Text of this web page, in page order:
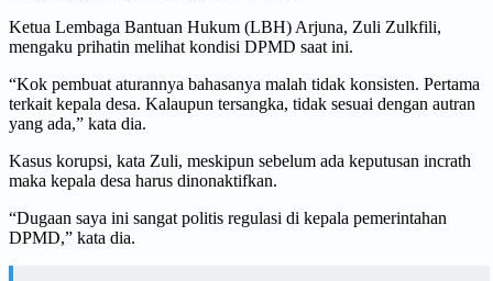
Ketua Lembaga Bantuan Hukum (LBH) Arjuna, Zuli Zulkfili,
mengaku prihatin melihat kondisi DPMD saat ini.
“Kok pembuat aturannya bahasanya malah tidak konsisten. Pertama
terkait kepala desa. Kalaupun tersangka, tidak sesuai dengan autran
yang ada,” kata dia.
Kasus korupsi, kata Zuli, meskipun sebelum ada keputusan incrath
maka kepala desa harus dinonaktifkan.
“Dugaan saya ini sangat politis regulasi di kepala pemerintahan
DPMD,” kata dia.